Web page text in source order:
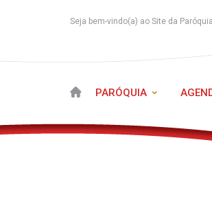
Seja bem-vindo(a) ao Site da
PARÓQUIA